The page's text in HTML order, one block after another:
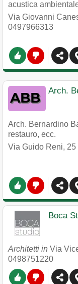
acustica
Via Giovanni
0497966313
Arch.
Arch. Bernardino
restauro, ecc.
Via Guido Reni, 25
Boca
Architetti in Via
0498751220